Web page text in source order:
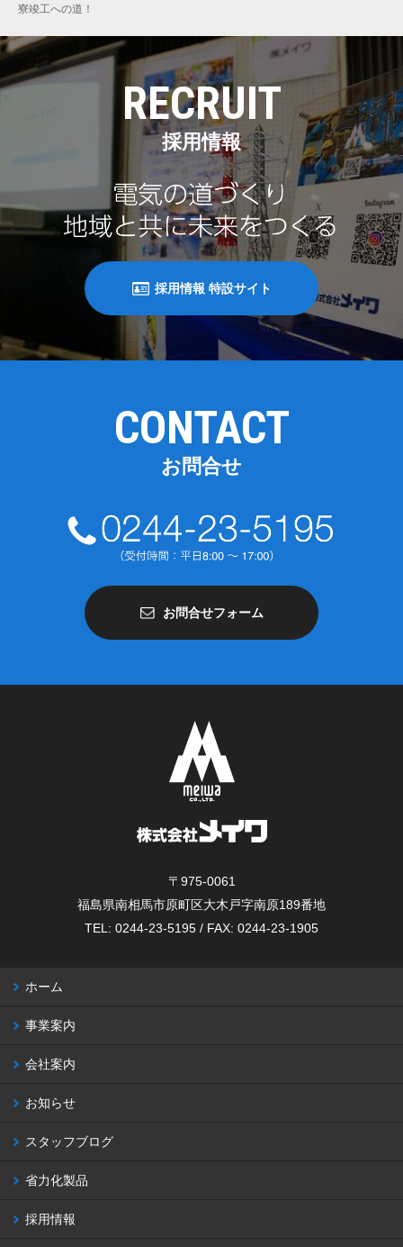
寮竣工への道！
RECRUIT
採用情報
採用情報 特設サイト
CONTACT
お問合せ
お問合せフォーム
〒975-0061
福島県南相馬市原町区大木戸字南原189番地
TEL: 0244-23-5195 / FAX: 0244-23-1905
ホーム
事業案内
会社案内
お知らせ
スタッフブログ
省力化製品
採用情報